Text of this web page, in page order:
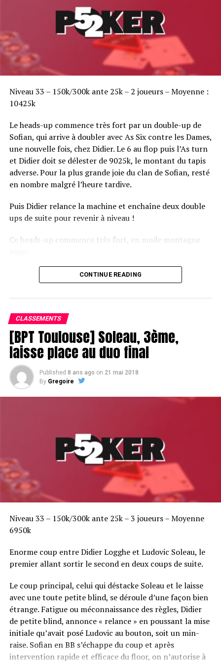
Niveau 33 – 150k/300k ante 25k – 2 joueurs – Moyenne :
10425k
Le heads-up commence très fort par un double-up de
Sofian, qui arrive à doubler avec As Six contre les Dames,
une nouvelle fois, chez Didier. Le 6 au flop puis l’As turn
et Didier doit se délester de 9025k, le montant du tapis
adverse. Pour la plus grande joie du clan de Sofian, resté
en nombre malgré l’heure tardive.
Puis Didier relance la machine et enchaîne deux double
ups de suite pour revenir à niveau !
Ce heads-up commence très fort, en mode montagne
Le champagne va réchauffer si les deux finalistes ne se décident pas !
CONTINUE READING
CLASSEMENTS
[BPT Toulouse] Soleau, 3ème,
laisse place au duo final
Published 8 ans ago on 21 mai 2018
By Gregoire
Niveau 33 – 150k/300k ante 25k – 3 joueurs – Moyenne
6950k
Enorme coup entre Didier Logghe et Ludovic Soleau, le
premier allant sortir le second en deux coups de suite.
Le coup principal, celui qui déstacke Soleau et le laisse
avec une toute petite blind, se déroule d’une façon bien
étrange. Fatigue ou méconnaissance des règles, Didier
de petite blind, annonce « relance » en poussant la mise
initiale qu’avait posé Ludovic au bouton, soit un min-
raise. Sofian en BB s’échappe du coup et après
intervention rapide et efficace du floor, on n’autorise à